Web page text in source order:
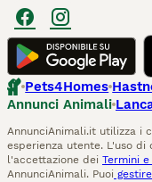
Pets4Homes
Annunci Animali
AnnunciAnimali.it utilizza i
esperienza utente. L'uso
l'accettazione dei Termini
AnnunciAnimali. Puoi